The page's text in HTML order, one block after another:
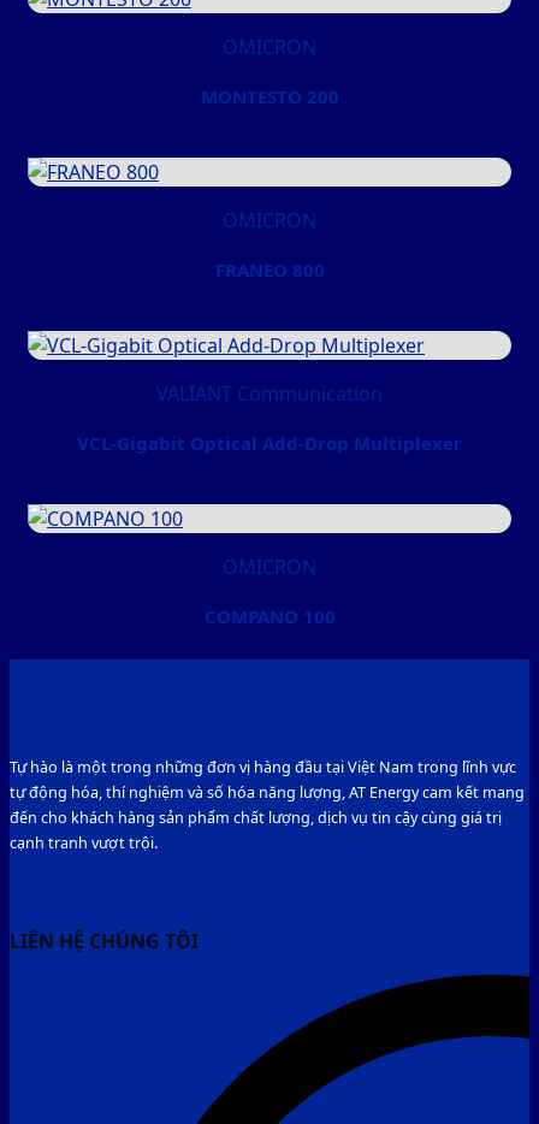
OMICRON
MONTESTO 200
OMICRON
FRANEO 800
VALIANT Communication
VCL-Gigabit Optical Add-Drop Multiplexer
OMICRON
COMPANO 100
Tự hào là một trong những đơn vị hàng đầu tại Việt Nam trong lĩnh vực
tự động hóa, thí nghiệm và số hóa năng lượng, AT Energy cam kết mang
đến cho khách hàng sản phẩm chất lượng, dịch vụ tin cậy cùng giá trị
cạnh tranh vượt trội.
LIÊN HỆ CHÚNG TÔI